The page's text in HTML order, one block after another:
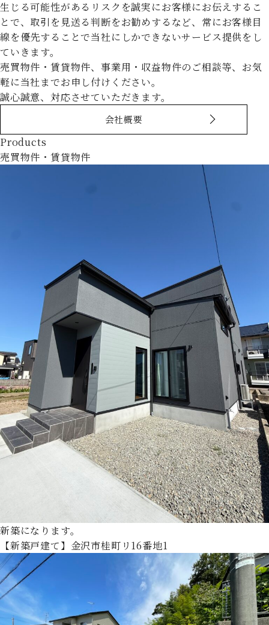
生じる可能性があるリスクを誠実にお客様にお伝えするこ
とで、取引を見送る判断をお勧めするなど、常にお客様目
線を優先することで当社にしかできないサービス提供をし
ていきます。
売買物件・賃貸物件、事業用・収益物件のご相談等、お気
軽に当社までお申し付けください。
誠心誠意、対応させていただきます。
会社概要
Products
売買物件・賃貸物件
新築になります。
【新築戸建て】金沢市桂町リ16番地1